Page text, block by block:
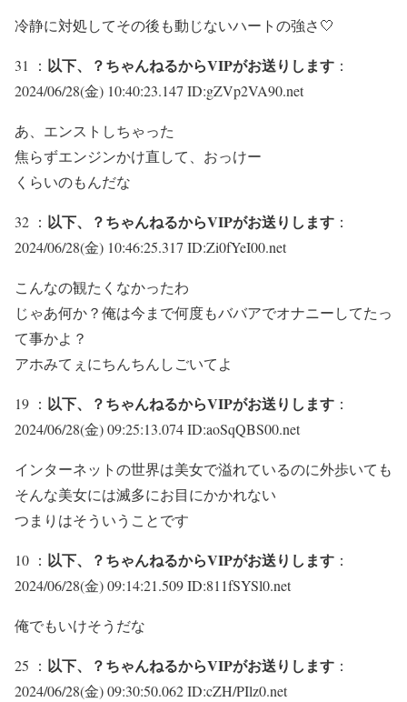
冷静に対処してその後も動じないハートの強さ🤍
31 ： 以下、？ちゃんねるからVIPがお送りします ：
2024/06/28(金) 10:40:23.147 ID:gZVp2VA90.net
あ、エンストしちゃった
焦らずエンジンかけ直して、おっけー
くらいのもんだな
32 ： 以下、？ちゃんねるからVIPがお送りします ：
2024/06/28(金) 10:46:25.317 ID:Zi0fYeI00.net
こんなの観たくなかったわ
じゃあ何か？俺は今まで何度もババアでオナニーしてたっ
て事かよ？
アホみてぇにちんちんしごいてよ
19 ： 以下、？ちゃんねるからVIPがお送りします ：
2024/06/28(金) 09:25:13.074 ID:aoSqQBS00.net
インターネットの世界は美女で溢れているのに外歩いても
そんな美女には滅多にお目にかかれない
つまりはそういうことです
10 ： 以下、？ちゃんねるからVIPがお送りします ：
2024/06/28(金) 09:14:21.509 ID:811fSYSl0.net
俺でもいけそうだな
25 ： 以下、？ちゃんねるからVIPがお送りします ：
2024/06/28(金) 09:30:50.062 ID:cZH/PIlz0.net